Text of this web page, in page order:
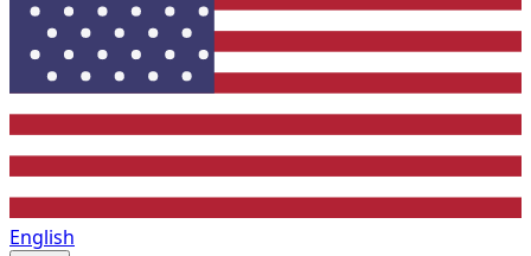
English